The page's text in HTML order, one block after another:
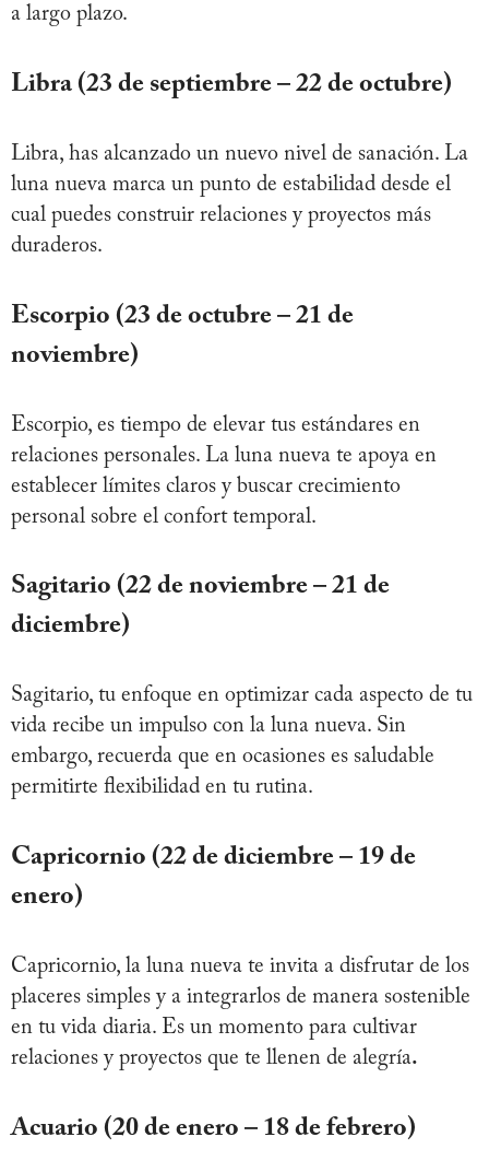
a largo plazo.
Libra (23 de septiembre – 22 de octubre)
Libra, has alcanzado un nuevo nivel de sanación. La
luna nueva marca un punto de estabilidad desde el
cual puedes construir relaciones y proyectos más
duraderos.
Escorpio (23 de octubre – 21 de
noviembre)
Escorpio, es tiempo de elevar tus estándares en
relaciones personales. La luna nueva te apoya en
establecer límites claros y buscar crecimiento
personal sobre el confort temporal.
Sagitario (22 de noviembre – 21 de
diciembre)
Sagitario, tu enfoque en optimizar cada aspecto de tu
vida recibe un impulso con la luna nueva. Sin
embargo, recuerda que en ocasiones es saludable
permitirte flexibilidad en tu rutina.
Capricornio (22 de diciembre – 19 de
enero)
Capricornio, la luna nueva te invita a disfrutar de los
placeres simples y a integrarlos de manera sostenible
en tu vida diaria. Es un momento para cultivar
relaciones y proyectos que te llenen de alegría.
Acuario (20 de enero – 18 de febrero)